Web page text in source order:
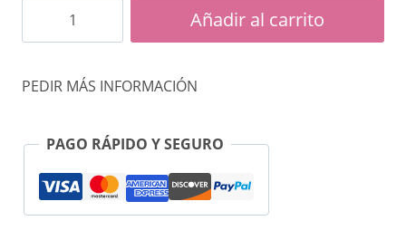
Mueble
TV
blanco
Añadir al carrito
PEDIR MÁS INFORMACIÓN
PAGO RÁPIDO Y SEGURO